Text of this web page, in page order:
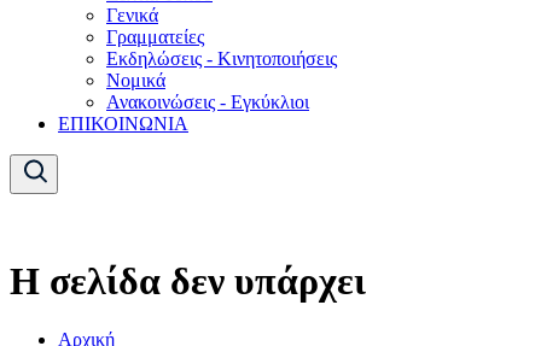
Γενικά
Γραμματείες
Εκδηλώσεις - Κινητοποιήσεις
Νομικά
Ανακοινώσεις - Εγκύκλιοι
ΕΠΙΚΟΙΝΩΝΙΑ
Η σελίδα δεν υπάρχει
Αρχική